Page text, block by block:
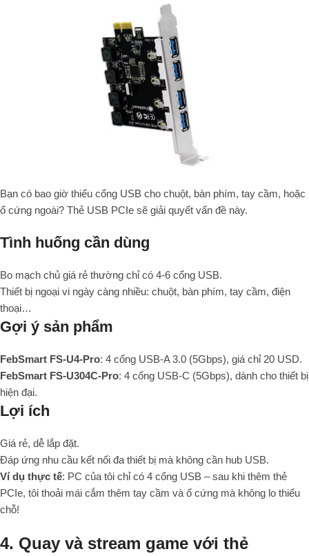
Bạn có bao giờ thiếu cổng USB cho chuột, bàn phím, tay cầm, hoặc
ổ cứng ngoài? Thẻ USB PCIe sẽ giải quyết vấn đề này.
Tình huống cần dùng
Bo mạch chủ giá rẻ thường chỉ có 4-6 cổng USB.
Thiết bị ngoại vi ngày càng nhiều: chuột, bàn phím, tay cầm, điện
thoại…
Gợi ý sản phẩm
FebSmart FS-U4-Pro: 4 cổng USB-A 3.0 (5Gbps), giá chỉ 20 USD.
FebSmart FS-U304C-Pro: 4 cổng USB-C (5Gbps), dành cho thiết bị
hiện đại.
Lợi ích
Giá rẻ, dễ lắp đặt.
Đáp ứng nhu cầu kết nối đa thiết bị mà không cần hub USB.
Ví dụ thực tế: PC của tôi chỉ có 4 cổng USB – sau khi thêm thẻ
PCIe, tôi thoải mái cắm thêm tay cầm và ổ cứng mà không lo thiếu
chỗ!
4. Quay và stream game với thẻ